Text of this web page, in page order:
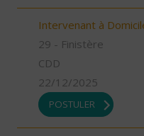
Intervenant à
29 - Finistère
CDD
22/12/2025
POSTULER